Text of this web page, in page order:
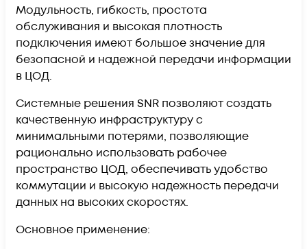
Модульность, гибкость, простота
обслуживания и высокая плотность
подключения имеют большое значение для
безопасной и надежной передачи информации
в ЦОД.
Системные решения SNR позволяют создать
качественную инфраструктуру с
минимальными потерями, позволяющие
рационально использовать рабочее
пространство ЦОД, обеспечивать удобство
коммутации и высокую надежность передачи
данных на высоких скоростях.
Основное применение: